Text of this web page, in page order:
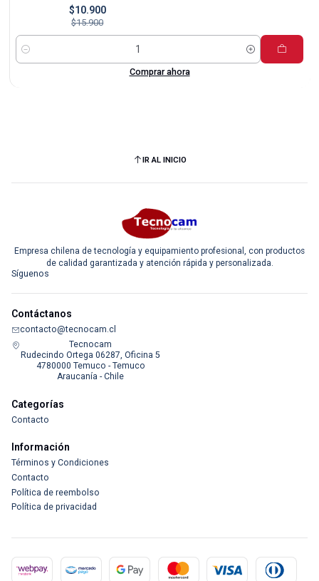
$10.900
$15.900
Cantidad
Comprar ahora
IR AL INICIO
Empresa chilena de tecnología y equipamiento profesional, con productos
de calidad garantizada y atención rápida y personalizada.
Síguenos
Contáctanos
contacto@tecnocam.cl
Tecnocam
Rudecindo Ortega 06287, Oficina 5
4780000 Temuco - Temuco
Araucanía - Chile
Categorías
Contacto
Información
Términos y Condiciones
Contacto
Política de reembolso
Política de privacidad